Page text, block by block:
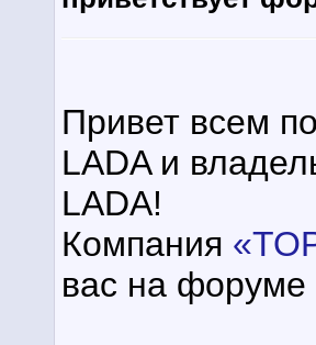
Привет всем
LADA и
LADA!
Компания
вас на форуме